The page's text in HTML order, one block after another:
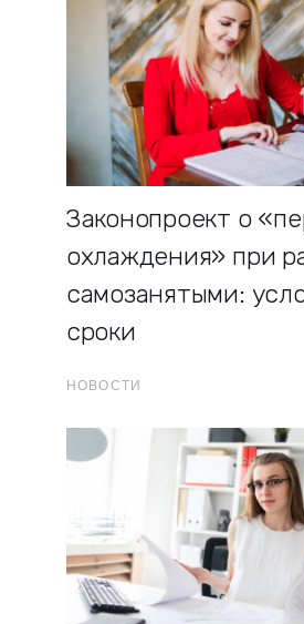
Законопроект о
охлаждения» при
самозанятыми:
сроки
НОВОСТИ